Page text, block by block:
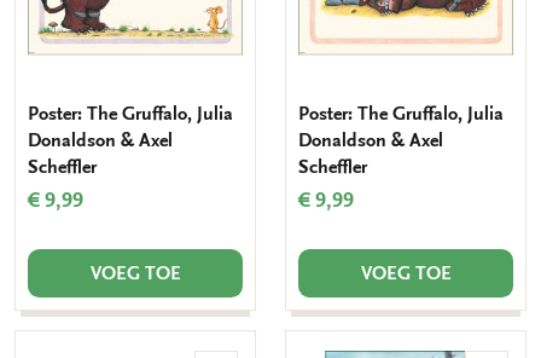
Poster: The Gruffalo, Julia
Donaldson & Axel
Scheffler
€ 9,99
VOEG TOE
Poster: The Gruffalo, Julia
Donaldson & Axel
Scheffler
€ 9,99
VOEG TOE